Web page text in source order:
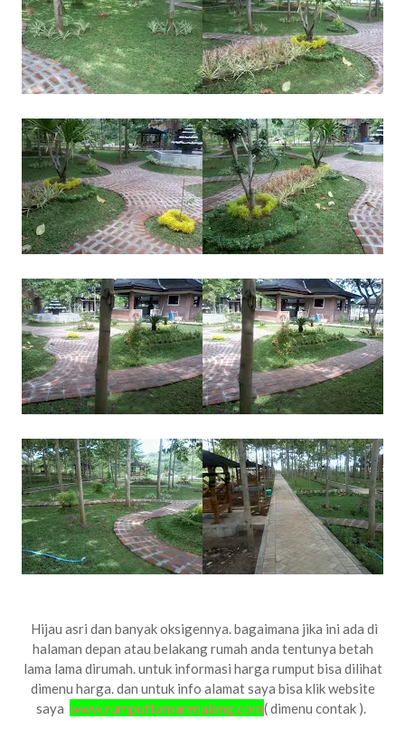
Hijau asri dan banyak oksigennya. bagaimana jika ini ada di
halaman depan atau belakang rumah anda tentunya betah
lama lama dirumah. untuk informasi harga rumput bisa dilihat
dimenu harga. dan untuk info alamat saya bisa klik website
saya www.rumputtamanmalang.com( dimenu contak ).